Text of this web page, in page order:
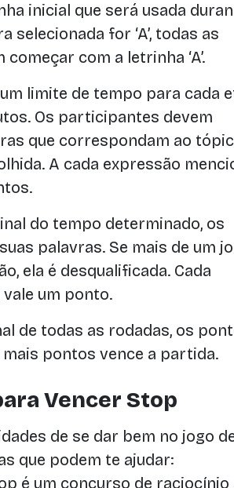
inicial que será usada
selecionada for ‘A’, todas as
com a letrinha ‘A’.
limite de tempo para cada
Os participantes devem
que correspondam ao
A cada expressão
do tempo determinado, os
palavras. Se mais de um
ela é desqualificada. Cada
um ponto.
de todas as rodadas, os
pontos vence a partida.
Vencer Stop
de se dar bem no jogo
que podem te ajudar:
é um concurso de raciocínio